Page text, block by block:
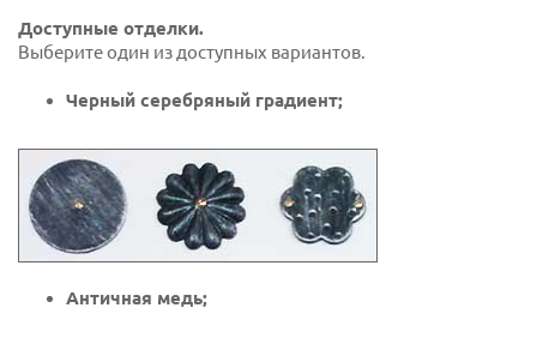
Доступные отделки.
Выберите один из доступных вариантов.
Черный серебряный градиент;
Античная медь;